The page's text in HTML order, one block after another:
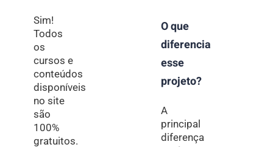
Sim!
Todos
os
cursos e
conteúdos
disponíveis
no site
são
100%
gratuitos.
O que
diferencia
esse
projeto?
A
principal
diferença